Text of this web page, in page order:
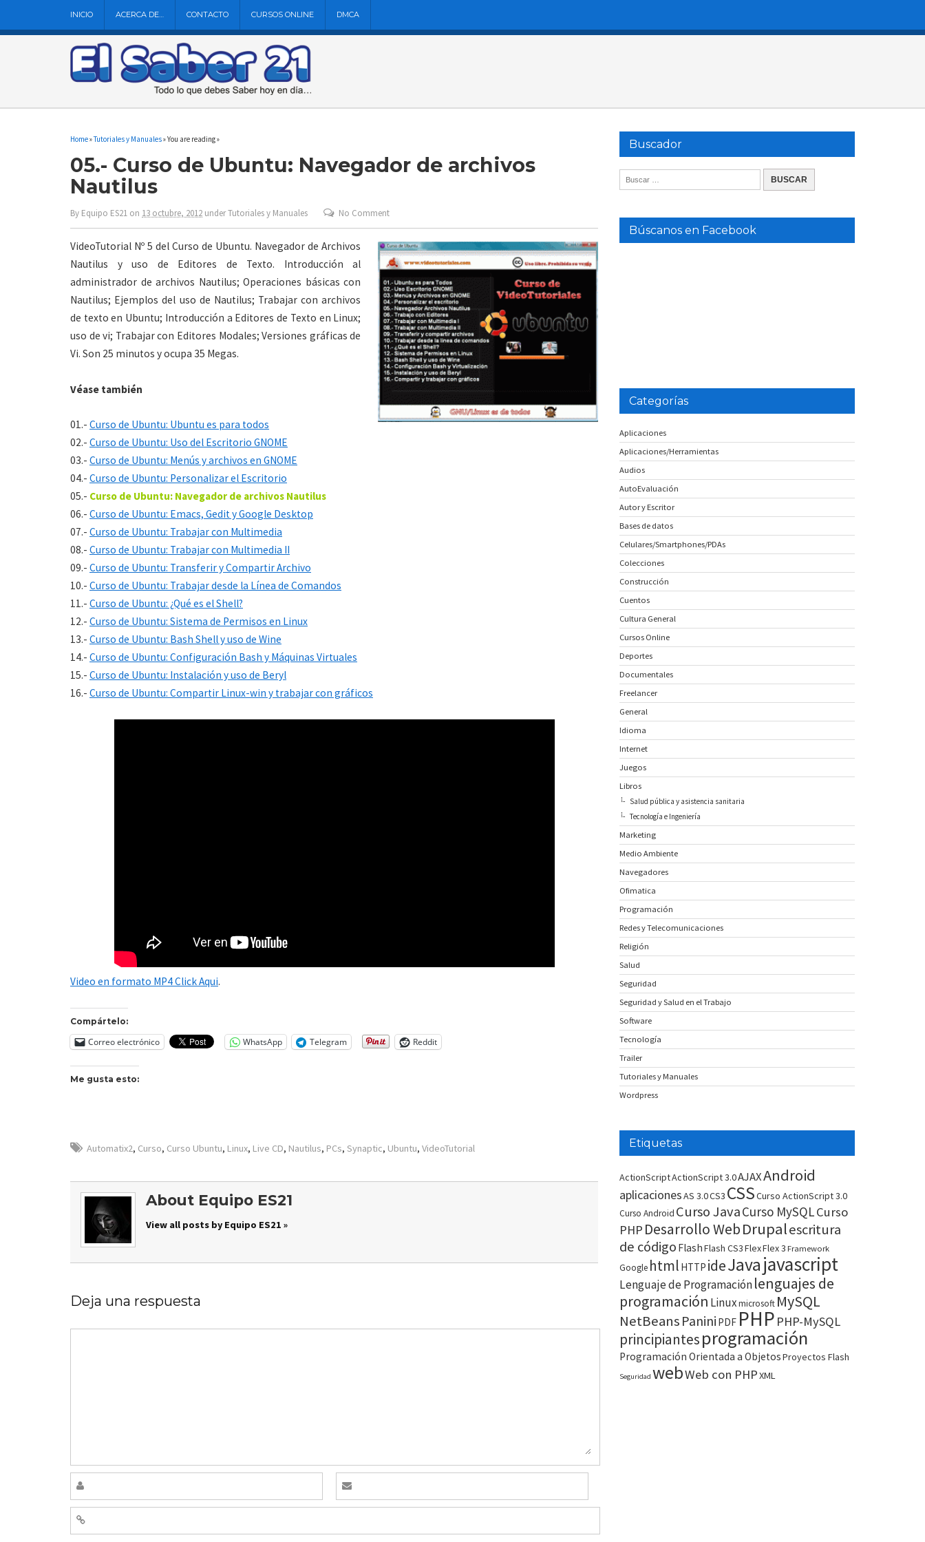
INICIO ACERCA DE… CONTACTO CURSOS ONLINE DMCA
Home»Tutoriales y Manuales» You are reading »
05.- Curso de Ubuntu: Navegador de archivos
Nautilus
By Equipo ES21 on 13 octubre, 2012 underTutoriales y Manuales No Comment
VideoTutorial Nº 5 del Curso de Ubuntu. Navegador de Archivos
Nautilus y uso de Editores de Texto. Introducción al
administrador de archivos Nautilus; Operaciones básicas con
Nautilus; Ejemplos del uso de Nautilus; Trabajar con archivos
de texto en Ubuntu; Introducción a Editores de Texto en Linux;
uso de vi; Trabajar con Editores Modales; Versiones gráficas de
Vi. Son 25 minutos y ocupa 35 Megas.
Véase también
01.- Curso de Ubuntu: Ubuntu es para todos
02.- Curso de Ubuntu: Uso del Escritorio GNOME
03.- Curso de Ubuntu: Menús y archivos en GNOME
04.- Curso de Ubuntu: Personalizar el Escritorio
05.- Curso de Ubuntu: Navegador de archivos Nautilus
06.- Curso de Ubuntu: Emacs, Gedit y Google Desktop
07.- Curso de Ubuntu: Trabajar con Multimedia
08.- Curso de Ubuntu: Trabajar con Multimedia II
09.- Curso de Ubuntu: Transferir y Compartir Archivo
10.- Curso de Ubuntu: Trabajar desde la Línea de Comandos
11.- Curso de Ubuntu: ¿Qué es el Shell?
12.- Curso de Ubuntu: Sistema de Permisos en Linux
13.- Curso de Ubuntu: Bash Shell y uso de Wine
14.- Curso de Ubuntu: Configuración Bash y Máquinas Virtuales
15.- Curso de Ubuntu: Instalación y uso de Beryl
16.- Curso de Ubuntu: Compartir Linux-win y trabajar con gráficos
Video en formato MP4 Click Aqui.
Compártelo:
Correo electrónico WhatsApp Telegram Reddit
Me gusta esto:
Automatix2, Curso, Curso Ubuntu, Linux, Live CD, Nautilus, PCs, Synaptic, Ubuntu, VideoTutorial
About Equipo ES21
View all posts by Equipo ES21 »
Deja una respuesta
Buscador
Búscanos en Facebook
Categorías
Aplicaciones
Aplicaciones/Herramientas
Audios
AutoEvaluación
Autor y Escritor
Bases de datos
Celulares/Smartphones/PDAs
Colecciones
Construcción
Cuentos
Cultura General
Cursos Online
Deportes
Documentales
Freelancer
General
Idioma
Internet
Juegos
Libros
Salud pública y asistencia sanitaria
Tecnología e Ingeniería
Marketing
Medio Ambiente
Navegadores
Ofimatica
Programación
Redes y Telecomunicaciones
Religión
Salud
Seguridad
Seguridad y Salud en el Trabajo
Software
Tecnología
Trailer
Tutoriales y Manuales
Wordpress
Etiquetas
ActionScriptActionScript 3.0AJAXAndroid
aplicacionesAS 3.0CS3 CSSCurso ActionScript 3.0
Curso Android Curso JavaCurso MySQLCurso
PHP Desarrollo WebDrupalescritura
de código FlashFlash CS3FlexFlex 3 Framework
Google html HTTP ideJavajavascript
Lenguaje de Programaciónlenguajes de
programación Linuxmicrosoft MySQL
NetBeans Panini PDF PHP PHP-MySQL
principiantesprogramación
Programación Orientada a ObjetosProyectos Flash
Seguridad webWeb con PHPXML